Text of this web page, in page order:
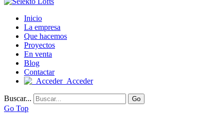
Inicio
La empresa
Que hacemos
Proyectos
En venta
Blog
Contactar
Acceder
Buscar... Go
Go Top